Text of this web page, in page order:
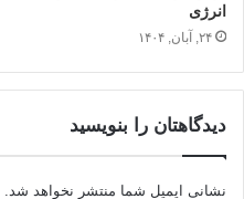
انرژی
۲۴, آبان, ۱۴۰۴
دیدگاهتان را بنویسید
نشانی ایمیل شما منتشر نخواهد شد.